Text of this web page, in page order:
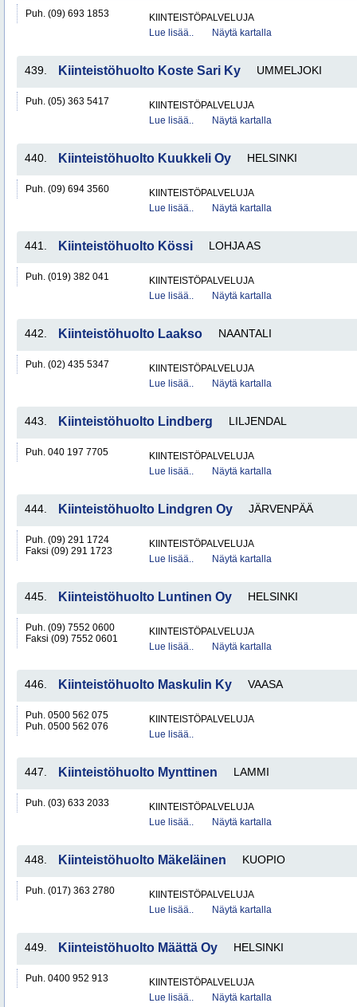
Puh. (09) 693 1853
KIINTEISTÖPALVELUJA
Lue lisää..
Näytä kartalla
439. Kiinteistöhuolto Koste Sari Ky UMMELJOKI
Puh. (05) 363 5417
KIINTEISTÖPALVELUJA
Lue lisää..
Näytä kartalla
440. Kiinteistöhuolto Kuukkeli Oy HELSINKI
Puh. (09) 694 3560
KIINTEISTÖPALVELUJA
Lue lisää..
Näytä kartalla
441. Kiinteistöhuolto Kössi LOHJA AS
Puh. (019) 382 041
KIINTEISTÖPALVELUJA
Lue lisää..
Näytä kartalla
442. Kiinteistöhuolto Laakso NAANTALI
Puh. (02) 435 5347
KIINTEISTÖPALVELUJA
Lue lisää..
Näytä kartalla
443. Kiinteistöhuolto Lindberg LILJENDAL
Puh. 040 197 7705
KIINTEISTÖPALVELUJA
Lue lisää..
Näytä kartalla
444. Kiinteistöhuolto Lindgren Oy JÄRVENPÄÄ
Puh. (09) 291 1724
Faksi (09) 291 1723
KIINTEISTÖPALVELUJA
Lue lisää..
Näytä kartalla
445. Kiinteistöhuolto Luntinen Oy HELSINKI
Puh. (09) 7552 0600
Faksi (09) 7552 0601
KIINTEISTÖPALVELUJA
Lue lisää..
Näytä kartalla
446. Kiinteistöhuolto Maskulin Ky VAASA
Puh. 0500 562 075
Puh. 0500 562 076
KIINTEISTÖPALVELUJA
Lue lisää..
447. Kiinteistöhuolto Mynttinen LAMMI
Puh. (03) 633 2033
KIINTEISTÖPALVELUJA
Lue lisää..
Näytä kartalla
448. Kiinteistöhuolto Mäkeläinen KUOPIO
Puh. (017) 363 2780
KIINTEISTÖPALVELUJA
Lue lisää..
Näytä kartalla
449. Kiinteistöhuolto Määttä Oy HELSINKI
Puh. 0400 952 913
KIINTEISTÖPALVELUJA
Lue lisää..
Näytä kartalla